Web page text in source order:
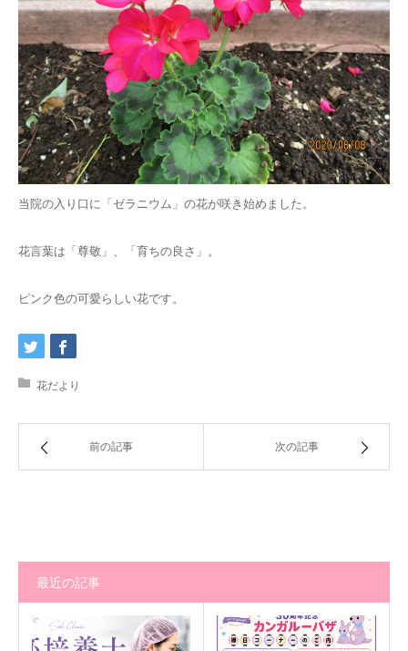
当院の入り口に「ゼラニウム」の花が咲き始めました。
花言葉は「尊敬」、「育ちの良さ」。
ピンク色の可愛らしい花です。
花だより
前の記事 次の記事
最近の記事